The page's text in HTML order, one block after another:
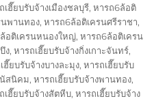
ฮี๊ยบรับจ้างเมืองชลบุรี,หารถ6ล้อติ
นพานทอง,หารถ6ล้อติเครนศรีราชา,
อติเครนหนองใหญ่,หารถ6ล้อติเครน
ง,หารถเฮี๊ยบรับจ้างกิ่งเกาะจันทร์,
ฮี๊ยบรับจ้างบางละมุง,หารถเฮี๊ยบรับ
นัสนิคม,หารถเฮี๊ยบรับจ้างพานทอง,
เฮี๊ยบรับจ้างสัตหีบ,หารถเฮี๊ยบรับจ้าง